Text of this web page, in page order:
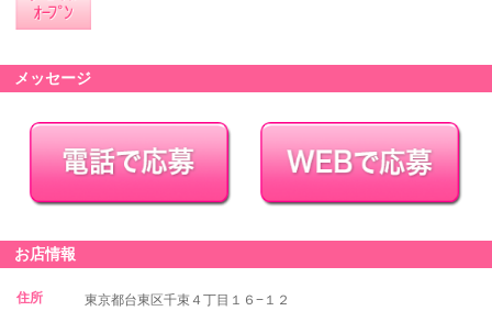
メッセージ
お店情報
住所
東京都台東区千束４丁目１６−１２